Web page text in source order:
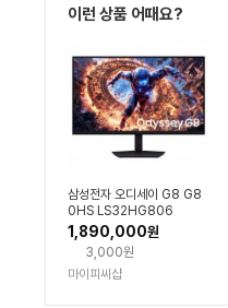
이런 상품 어때요?
삼성전자 오디세이 G8 G8
0HS LS32HG806
1,890,000원
3,000원
마이피씨샵